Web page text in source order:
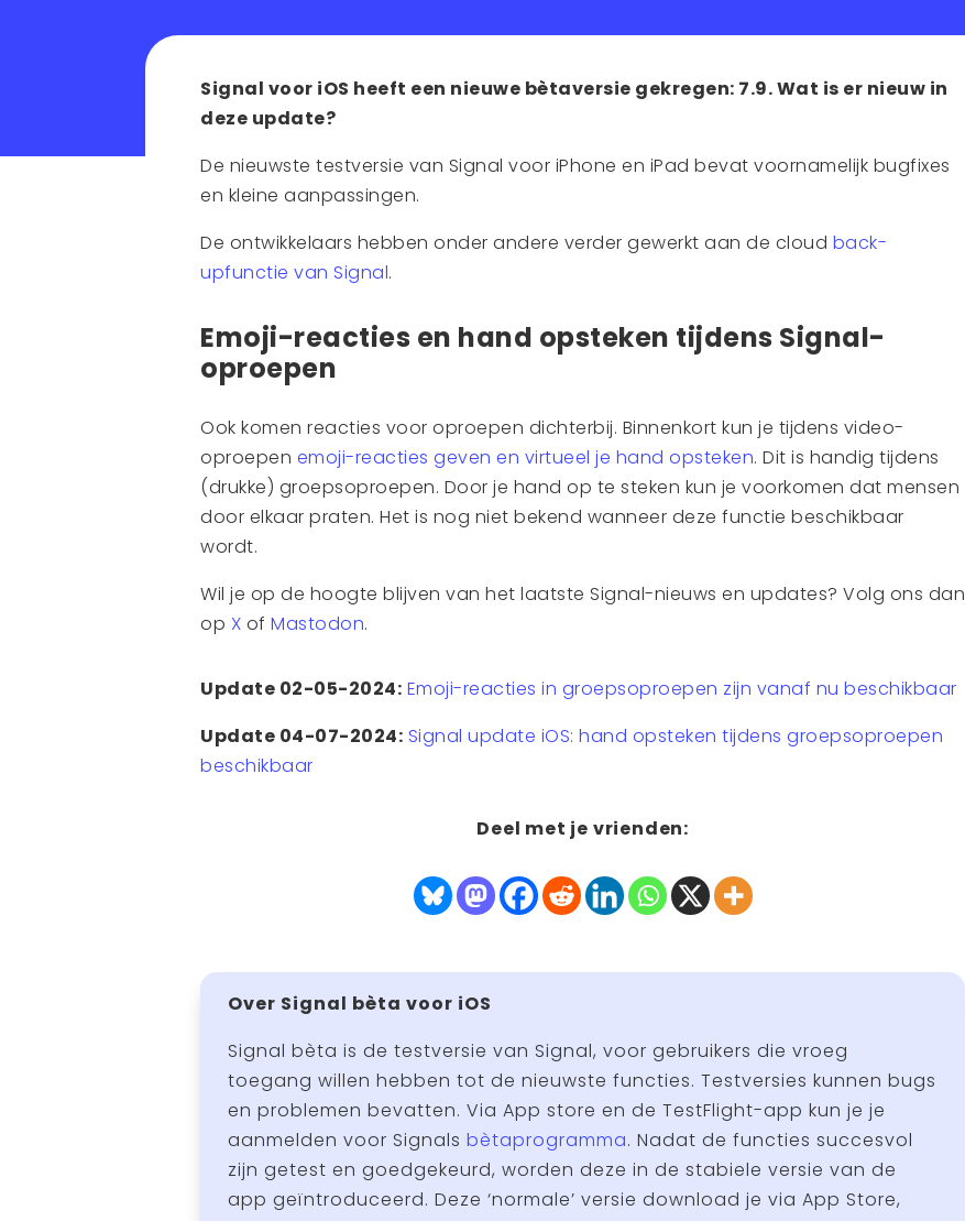
Signal voor iOS heeft een nieuwe bètaversie gekregen: 7.9. Wat is er nieuw in
deze update?
De nieuwste testversie van Signal voor iPhone en iPad bevat voornamelijk bugfixes
en kleine aanpassingen.
De ontwikkelaars hebben onder andere verder gewerkt aan de cloud back-
upfunctie van Signal.
Emoji-reacties en hand opsteken tijdens Signal-
oproepen
Ook komen reacties voor oproepen dichterbij. Binnenkort kun je tijdens video-
oproepen emoji-reacties geven en virtueel je hand opsteken. Dit is handig tijdens
(drukke) groepsoproepen. Door je hand op te steken kun je voorkomen dat mensen
door elkaar praten. Het is nog niet bekend wanneer deze functie beschikbaar
wordt.
Wil je op de hoogte blijven van het laatste Signal-nieuws en updates? Volg ons dan
op X of Mastodon.
Update 02-05-2024: Emoji-reacties in groepsoproepen zijn vanaf nu beschikbaar
Update 04-07-2024: Signal update iOS: hand opsteken tijdens groepsoproepen
beschikbaar
Deel met je vrienden:
Over Signal bèta voor iOS
Signal bèta is de testversie van Signal, voor gebruikers die vroeg
toegang willen hebben tot de nieuwste functies. Testversies kunnen bugs
en problemen bevatten. Via App store en de TestFlight-app kun je je
aanmelden voor Signals bètaprogramma. Nadat de functies succesvol
zijn getest en goedgekeurd, worden deze in de stabiele versie van de
app geïntroduceerd. Deze ‘normale’ versie download je via App Store,